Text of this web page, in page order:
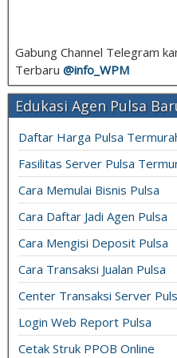
Gabung Channel Telegram
Terbaru @info_ WPM
Edukasi Agen Pulsa
Daftar Harga Pulsa
Fasilitas Server Pulsa
Cara Memulai Bisnis Pulsa
Cara Daftar Jadi Agen Pulsa
Cara Mengisi Deposit Pulsa
Cara Transaksi Jualan Pulsa
Center Transaksi Server
Login Web Report Pulsa
Cetak Struk PPOB Online